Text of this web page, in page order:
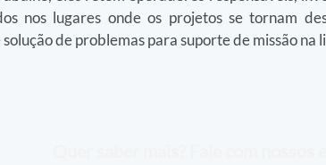
nos lugares onde os projetos se tornam
de problemas para suporte de missão na